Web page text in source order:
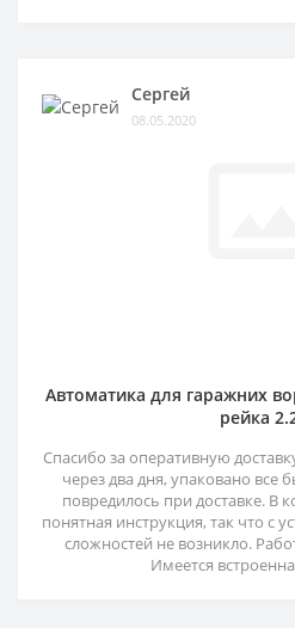
Сергей
08.05.2020
Автоматика для гаражних
рейка
Спасибо за оперативную
через два дня, упаковано все
повредилось при доставке. В
понятная инструкция, так что с
сложностей не возникло.
Имеется